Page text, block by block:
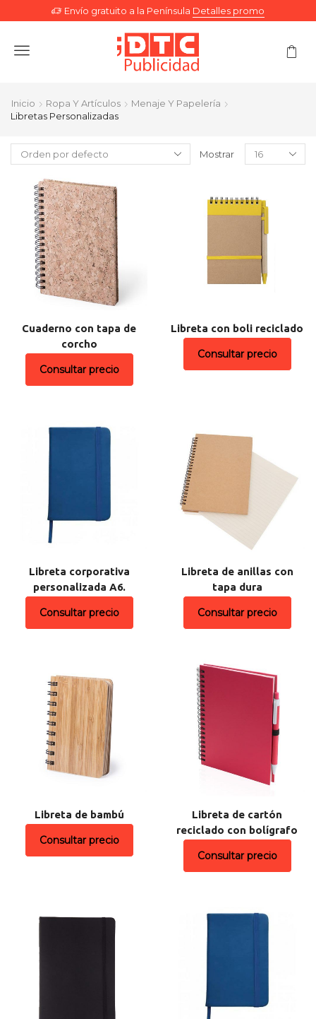
Envío gratuito a la Península Detalles promo
Menu
Inicio Ropa Y Artículos
Menaje Y Papelería
Libretas Personalizadas
Mostrar
Cuaderno con tapa de
corcho
Consultar precio
Libreta con boli reciclado
Consultar precio
Libreta corporativa
personalizada A6.
Consultar precio
Libreta de anillas con
tapa dura
Consultar precio
Libreta de bambú
Consultar precio
Libreta de cartón
reciclado con bolígrafo
Consultar precio